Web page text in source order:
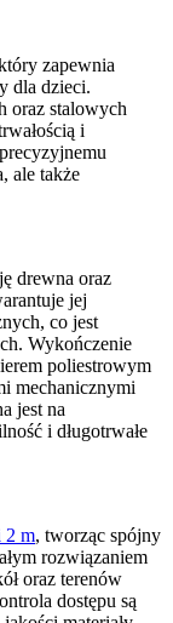
zapewnia
dla dzieci.
oraz stalowych
i
ale także
drewna oraz
jej
co jest
Wykończenie
poliestrowym
mechanicznymi
jest na
i długotrwałe
2 m, tworząc spójny
rozwiązaniem
oraz terenów
dostępu są